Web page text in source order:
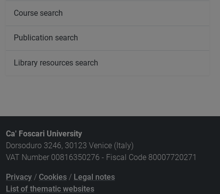
Course search
Publication search
Library resources search
Ca' Foscari University
Dorsoduro 3246, 30123 Venice (Italy)
VAT Number 00816350276 - Fiscal Code 80007720271
Privacy / Cookies / Legal notes
List of thematic websites